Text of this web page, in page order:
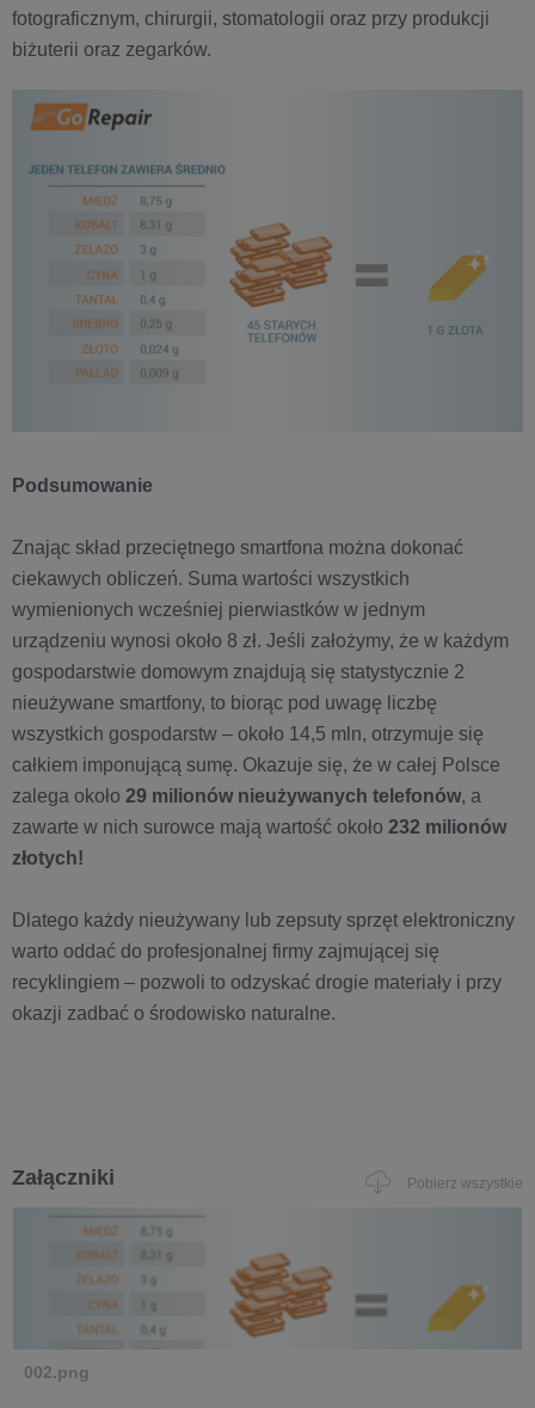
fotograficznym, chirurgii, stomatologii oraz przy produkcji
biżuterii oraz zegarków.
Podsumowanie
Znając skład przeciętnego smartfona można dokonać
ciekawych obliczeń. Suma wartości wszystkich
wymienionych wcześniej pierwiastków w jednym
urządzeniu wynosi około 8 zł. Jeśli założymy, że w każdym
gospodarstwie domowym znajdują się statystycznie 2
nieużywane smartfony, to biorąc pod uwagę liczbę
wszystkich gospodarstw – około 14,5 mln, otrzymuje się
całkiem imponującą sumę. Okazuje się, że w całej Polsce
zalega około 29 milionów nieużywanych telefonów, a
zawarte w nich surowce mają wartość około 232 milionów
złotych!
Dlatego każdy nieużywany lub zepsuty sprzęt elektroniczny
warto oddać do profesjonalnej firmy zajmującej się
recyklingiem – pozwoli to odzyskać drogie materiały i przy
okazji zadbać o środowisko naturalne.
Załączniki Pobierz wszystkie
002.png